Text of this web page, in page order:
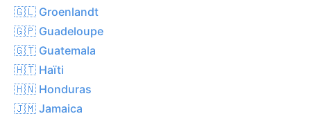
🇬🇱 Groenlandt
🇬🇵 Guadeloupe
🇬🇹 Guatemala
🇭🇹 Haïti
🇭🇳 Honduras
🇯🇲 Jamaica